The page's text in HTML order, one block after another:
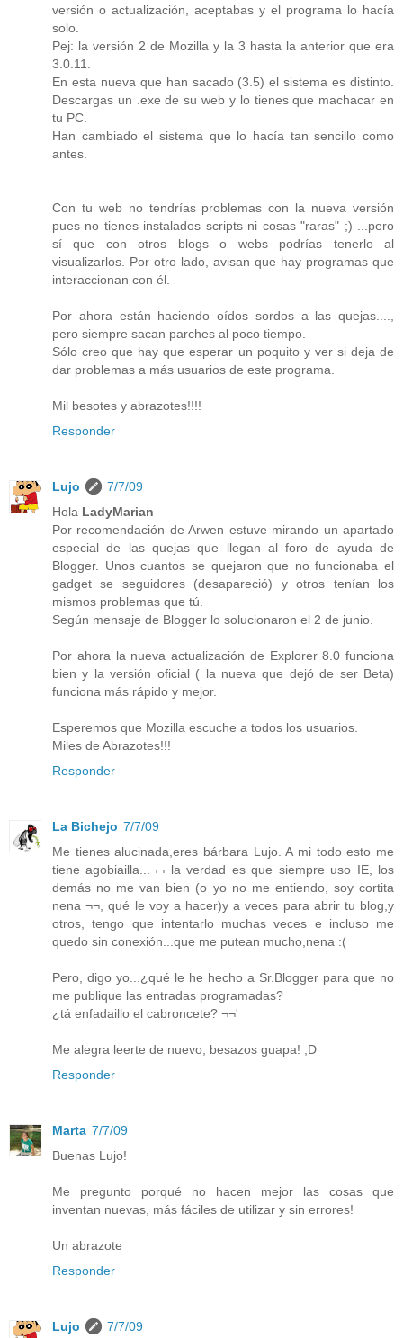
versión o actualización, aceptabas y el programa lo hacía
solo.
Pej: la versión 2 de Mozilla y la 3 hasta la anterior que era
3.0.11.
En esta nueva que han sacado (3.5) el sistema es distinto.
Descargas un .exe de su web y lo tienes que machacar en
tu PC.
Han cambiado el sistema que lo hacía tan sencillo como
antes.
Con tu web no tendrías problemas con la nueva versión
pues no tienes instalados scripts ni cosas "raras" ;) ...pero
sí que con otros blogs o webs podrías tenerlo al
visualizarlos. Por otro lado, avisan que hay programas que
interaccionan con él.
Por ahora están haciendo oídos sordos a las quejas....,
pero siempre sacan parches al poco tiempo.
Sólo creo que hay que esperar un poquito y ver si deja de
dar problemas a más usuarios de este programa.
Mil besotes y abrazotes!!!!
Responder
Lujo
7/7/09
Hola LadyMarian
Por recomendación de Arwen estuve mirando un apartado
especial de las quejas que llegan al foro de ayuda de
Blogger. Unos cuantos se quejaron que no funcionaba el
gadget se seguidores (desapareció) y otros tenían los
mismos problemas que tú.
Según mensaje de Blogger lo solucionaron el 2 de junio.
Por ahora la nueva actualización de Explorer 8.0 funciona
bien y la versión oficial ( la nueva que dejó de ser Beta)
funciona más rápido y mejor.
Esperemos que Mozilla escuche a todos los usuarios.
Miles de Abrazotes!!!
Responder
La Bichejo 7/7/09
Me tienes alucinada,eres bárbara Lujo. A mi todo esto me
tiene agobiailla...¬¬ la verdad es que siempre uso IE, los
demás no me van bien (o yo no me entiendo, soy cortita
nena ¬¬, qué le voy a hacer)y a veces para abrir tu blog,y
otros, tengo que intentarlo muchas veces e incluso me
quedo sin conexión...que me putean mucho,nena :(
Pero, digo yo...¿qué le he hecho a Sr.Blogger para que no
me publique las entradas programadas?
¿tá enfadaillo el cabroncete? ¬¬'
Me alegra leerte de nuevo, besazos guapa! ;D
Responder
Marta 7/7/09
Buenas Lujo!
Me pregunto porqué no hacen mejor las cosas que
inventan nuevas, más fáciles de utilizar y sin errores!
Un abrazote
Responder
Lujo 7/7/09